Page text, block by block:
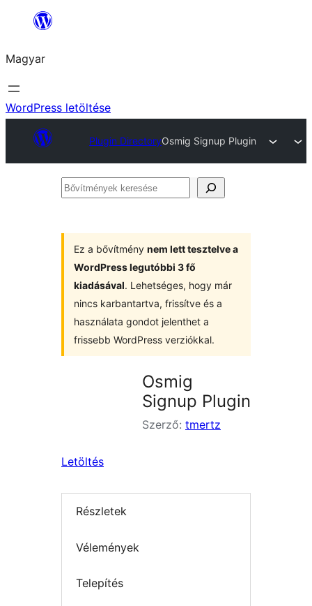
Ugrás
tartalomhoz
Magyar
WordPress letöltése
Plugin DirectoryOsmig Signup Plugin
Bővítmények
Ez a bővítmény nem lett tesztelve a
WordPress legutóbbi 3 fő
kiadásával. Lehetséges, hogy már
nincs karbantartva, frissítve és a
használata gondot jelenthet a
frissebb WordPress verziókkal.
Osmig
Signup Plugin
Szerző: tmertz
Letöltés
Részletek
Vélemények
Telepítés